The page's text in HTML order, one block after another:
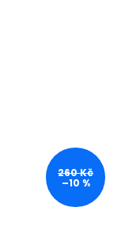
260 Kč
–10 %